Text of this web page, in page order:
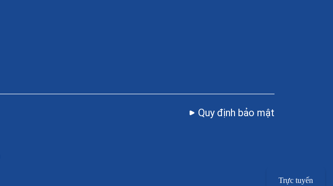
Quy định bảo mật
Trực tuyến